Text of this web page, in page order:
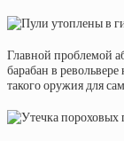
Главной проблемой
барабан в
такого оружия для